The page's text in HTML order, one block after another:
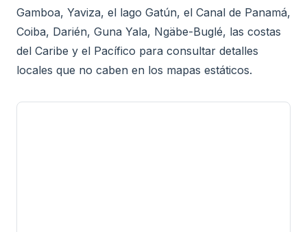
Gamboa, Yaviza, el lago Gatún, el Canal de Panamá,
Coiba, Darién, Guna Yala, Ngäbe-Buglé, las costas
del Caribe y el Pacífico para consultar detalles
locales que no caben en los mapas estáticos.